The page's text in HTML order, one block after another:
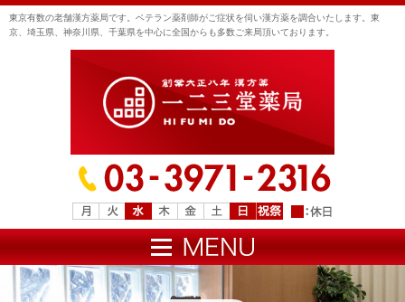
東京有数の老舗漢方薬局です。ベテラン薬剤師がご症状を伺い漢方薬を調合いたします。東
京、埼玉県、神奈川県、千葉県を中心に全国からも多数ご来局頂いております。